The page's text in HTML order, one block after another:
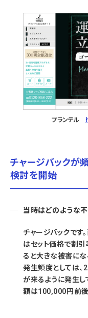
プランテル
チャージバックが
検討を開始
当時はどのような
チャージバックです
はセット価格で割
ると大きな被害にな
発生頻度としては
が来るように発生
額は100,000円前後